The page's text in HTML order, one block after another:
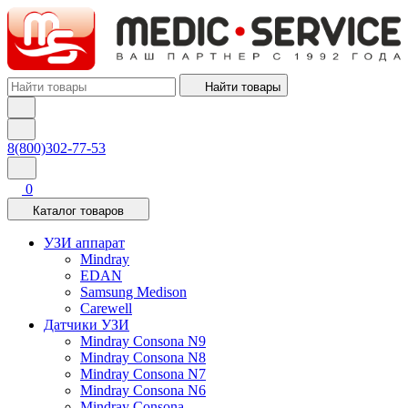
Найти товары
8(800)302-77-53
0
Каталог товаров
УЗИ аппарат
Mindray
EDAN
Samsung Medison
Carewell
Датчики УЗИ
Mindray Consona N9
Mindray Consona N8
Mindray Consona N7
Mindray Consona N6